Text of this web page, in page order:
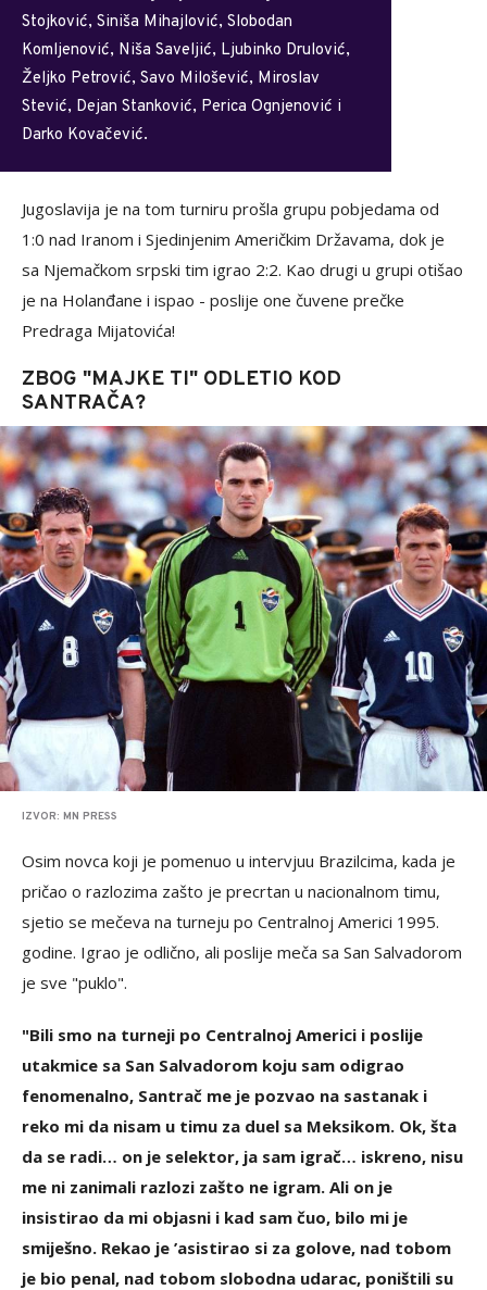
Stojković, Siniša Mihajlović, Slobodan
Komljenović, Niša Saveljić, Ljubinko Drulović,
Željko Petrović, Savo Milošević, Miroslav
Stević, Dejan Stanković, Perica Ognjenović i
Darko Kovačević.
Jugoslavija je na tom turniru prošla grupu pobjedama od
1:0 nad Iranom i Sjedinjenim Američkim Državama, dok je
sa Njemačkom srpski tim igrao 2:2. Kao drugi u grupi otišao
je na Holanđane i ispao - poslije one čuvene prečke
Predraga Mijatovića!
ZBOG "MAJKE TI" ODLETIO KOD
SANTRAČA?
IZVOR: MN PRESS
Osim novca koji je pomenuo u intervjuu Brazilcima, kada je
pričao o razlozima zašto je precrtan u nacionalnom timu,
sjetio se mečeva na turneju po Centralnoj Americi 1995.
godine. Igrao je odlično, ali poslije meča sa San Salvadorom
je sve "puklo".
"Bili smo na turneji po Centralnoj Americi i poslije
utakmice sa San Salvadorom koju sam odigrao
fenomenalno, Santrač me je pozvao na sastanak i
reko mi da nisam u timu za duel sa Meksikom. Ok, šta
da se radi… on je selektor, ja sam igrač… iskreno, nisu
me ni zanimali razlozi zašto ne igram. Ali on je
insistirao da mi objasni i kad sam čuo, bilo mi je
smiješno. Rekao je ’asistirao si za golove, nad tobom
je bio penal, nad tobom slobodna udarac, poništili su